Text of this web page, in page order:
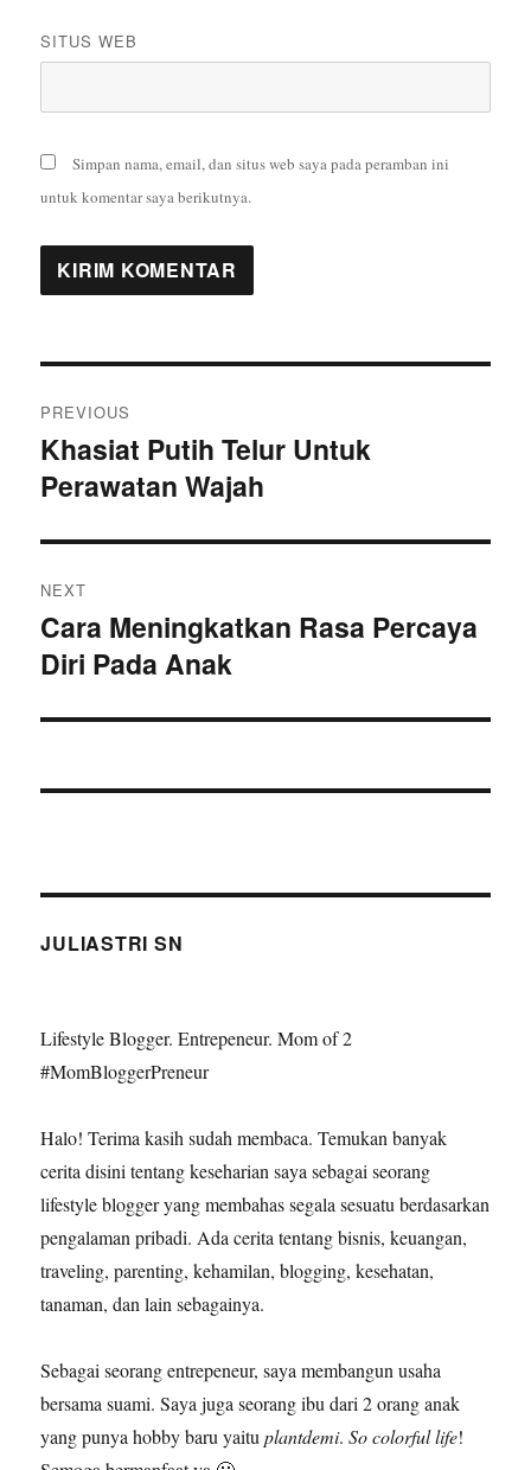
SITUS WEB
Simpan nama, email, dan situs web saya pada peramban ini
untuk komentar saya berikutnya.
pos
PREVIOUS
Previous
post:
Khasiat Putih Telur Untuk
Perawatan Wajah
NEXT
Next
post:
Cara Meningkatkan Rasa Percaya
Diri Pada Anak
JULIASTRI SN
Lifestyle Blogger. Entrepeneur. Mom of 2
#MomBloggerPreneur
Halo! Terima kasih sudah membaca. Temukan banyak
cerita disini tentang keseharian saya sebagai seorang
lifestyle blogger yang membahas segala sesuatu berdasarkan
pengalaman pribadi. Ada cerita tentang bisnis, keuangan,
traveling, parenting, kehamilan, blogging, kesehatan,
tanaman, dan lain sebagainya.
Sebagai seorang entrepeneur, saya membangun usaha
bersama suami. Saya juga seorang ibu dari 2 orang anak
yang punya hobby baru yaituplantdemi. So colorful life!